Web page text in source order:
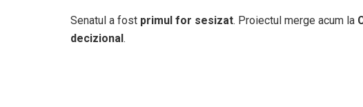
Senatul a fost primul for sesizat. Proiectul merge acum la
decizional .